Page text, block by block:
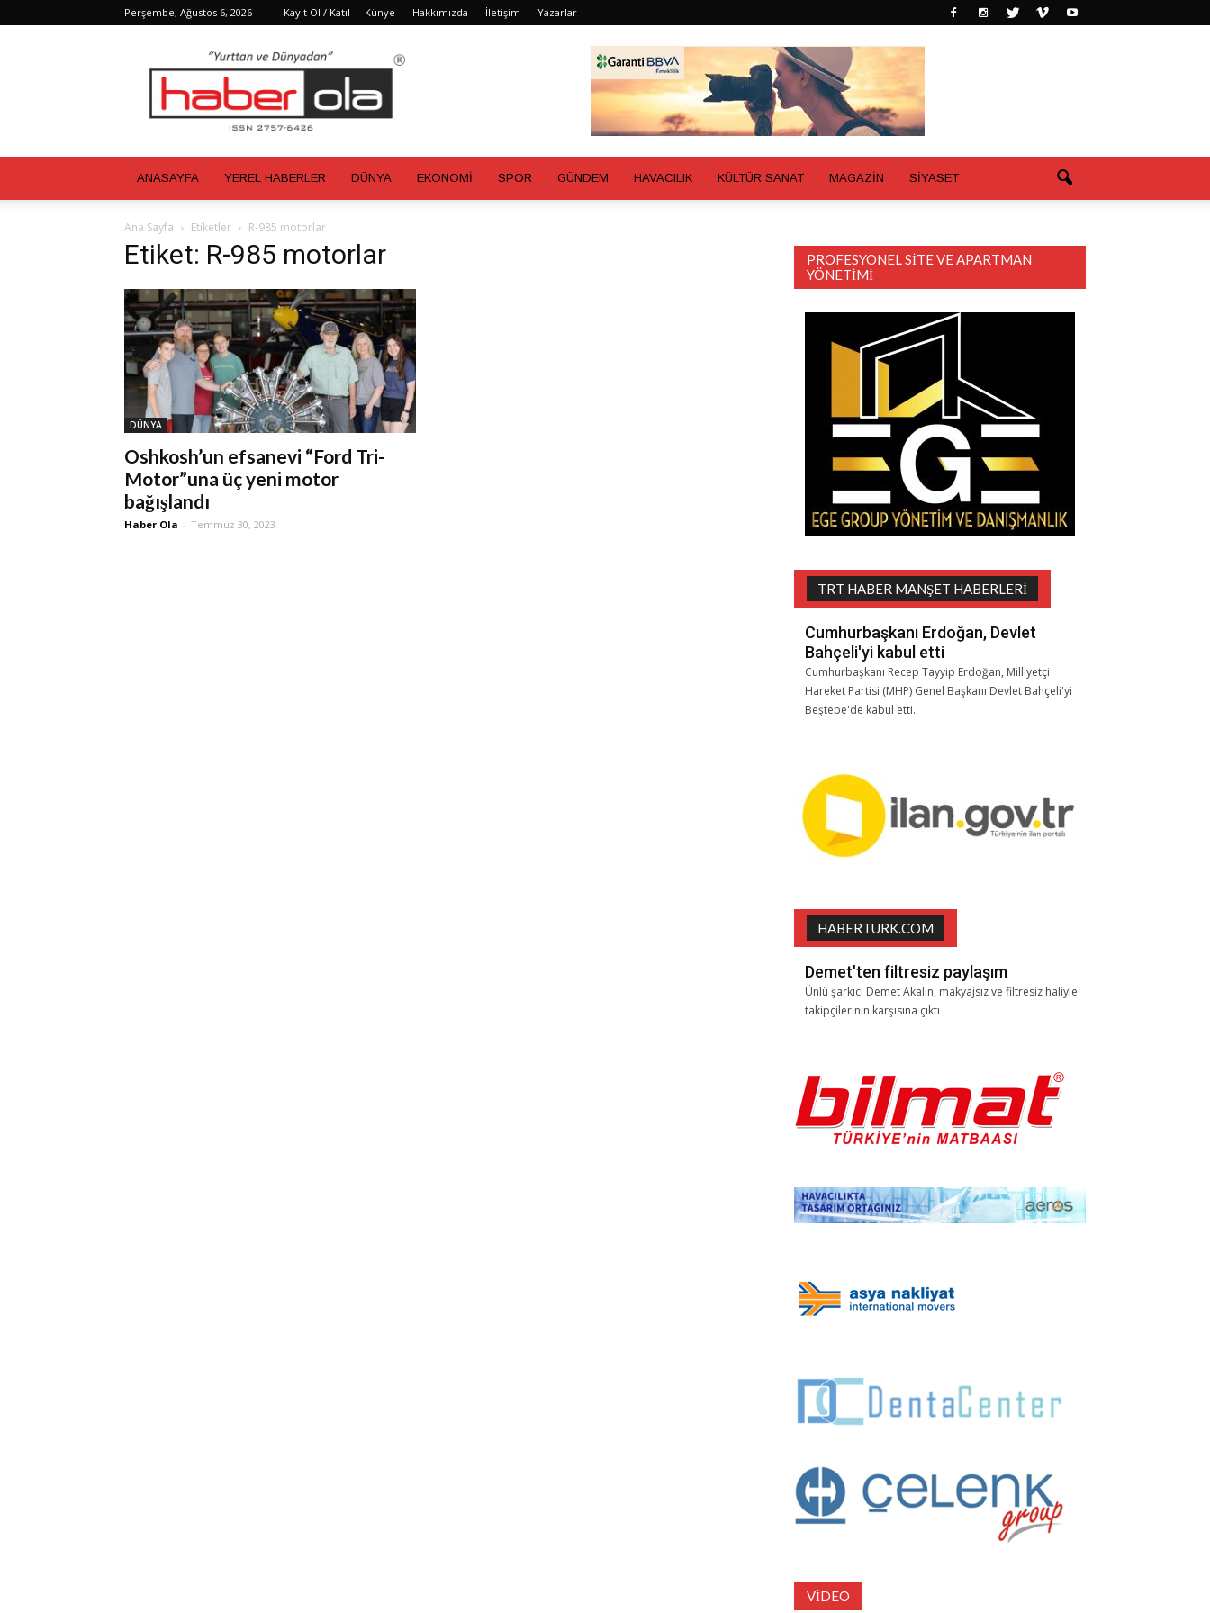
Perşembe, Ağustos 6, 2026 Kayıt Ol / Katıl Künye Hakkımızda İletişim Yazarlar
ANASAYFA YEREL HABERLER DÜNYA EKONOMİ SPOR GÜNDEM HAVACILIK KÜLTÜR SANAT MAGAZİN SİYASET
Ana Sayfa Etiketler R-985 motorlar
Etiket: R-985 motorlar
DÜNYA
Oshkosh’un efsanevi “Ford Tri-
Motor”una üç yeni motor
bağışlandı
Haber Ola - Temmuz 30, 2023
PROFESYONEL SITE VE APARTMAN
YÖNETIMI
TRT HABER MANŞET HABERLERI
Cumhurbaşkanı Erdoğan, Devlet
Bahçeli'yi kabul etti
Cumhurbaşkanı Recep Tayyip Erdoğan, Milliyetçi
Hareket Partisi (MHP) Genel Başkanı Devlet Bahçeli'yi
Beştepe'de kabul etti.
HABERTURK.COM
Demet'ten filtresiz paylaşım
Ünlü şarkıcı Demet Akalın, makyajsız ve filtresiz haliyle
takipçilerinin karşısına çıktı
VIDEO